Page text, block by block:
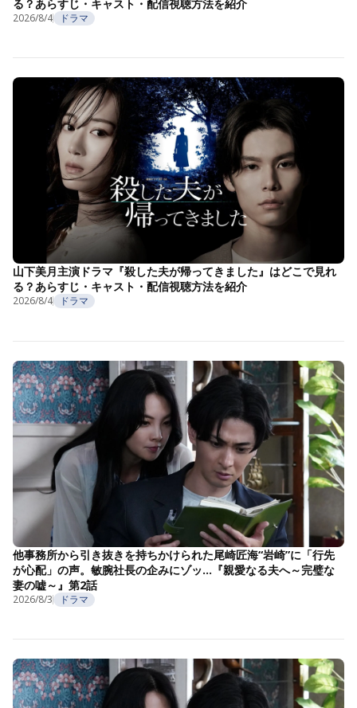
る？あらすじ・キャスト・配信視聴方法を紹介
2026/8/4 ドラマ
山下美月主演ドラマ『殺した夫が帰ってきました』はどこで見れ
る？あらすじ・キャスト・配信視聴方法を紹介
2026/8/4 ドラマ
他事務所から引き抜きを持ちかけられた尾崎匠海“岩崎”に「行先
が心配」の声。敏腕社長の企みにゾッ…『親愛なる夫へ～完璧な
妻の嘘～』第2話
2026/8/3 ドラマ